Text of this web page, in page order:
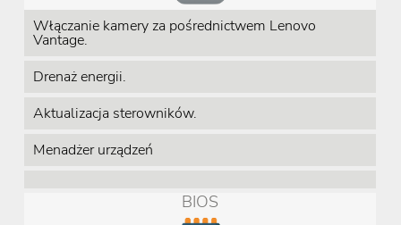
Włączanie kamery za pośrednictwem Lenovo
Vantage.
Drenaż energii.
Aktualizacja sterowników.
Menadżer urządzeń
BIOS